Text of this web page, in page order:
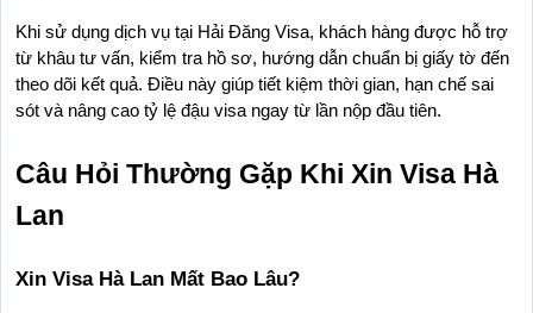
Khi sử dụng dịch vụ tại Hải Đăng Visa, khách hàng được hỗ trợ
từ khâu tư vấn, kiểm tra hồ sơ, hướng dẫn chuẩn bị giấy tờ đến
theo dõi kết quả. Điều này giúp tiết kiệm thời gian, hạn chế sai
sót và nâng cao tỷ lệ đậu visa ngay từ lần nộp đầu tiên.
Câu Hỏi Thường Gặp Khi Xin Visa Hà
Lan
Xin Visa Hà Lan Mất Bao Lâu?